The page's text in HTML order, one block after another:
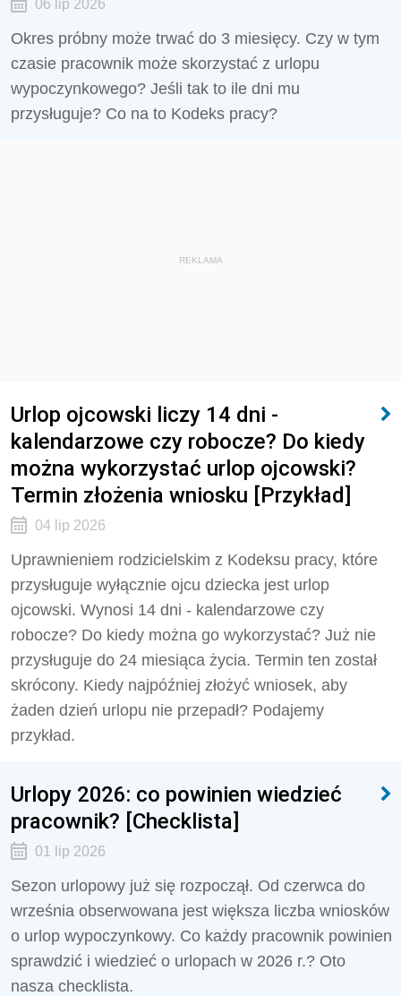
06 lip 2026
Okres próbny może trwać do 3 miesięcy. Czy w tym
czasie pracownik może skorzystać z urlopu
wypoczynkowego? Jeśli tak to ile dni mu
przysługuje? Co na to Kodeks pracy?
REKLAMA
Urlop ojcowski liczy 14 dni -
kalendarzowe czy robocze? Do kiedy
można wykorzystać urlop ojcowski?
Termin złożenia wniosku [Przykład]
04 lip 2026
Uprawnieniem rodzicielskim z Kodeksu pracy, które
przysługuje wyłącznie ojcu dziecka jest urlop
ojcowski. Wynosi 14 dni - kalendarzowe czy
robocze? Do kiedy można go wykorzystać? Już nie
przysługuje do 24 miesiąca życia. Termin ten został
skrócony. Kiedy najpóźniej złożyć wniosek, aby
żaden dzień urlopu nie przepadł? Podajemy
przykład.
Urlopy 2026: co powinien wiedzieć
pracownik? [Checklista]
01 lip 2026
Sezon urlopowy już się rozpoczął. Od czerwca do
września obserwowana jest większa liczba wniosków
o urlop wypoczynkowy. Co każdy pracownik powinien
sprawdzić i wiedzieć o urlopach w 2026 r.? Oto
nasza checklista.